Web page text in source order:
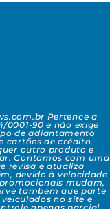
Pertence a
0001-90 e não exige
de adiantamento
cartões de crédito,
outro produto e
Contamos com uma
revisa e atualiza
devido à velocidade
mudam,
também que parte
no site e